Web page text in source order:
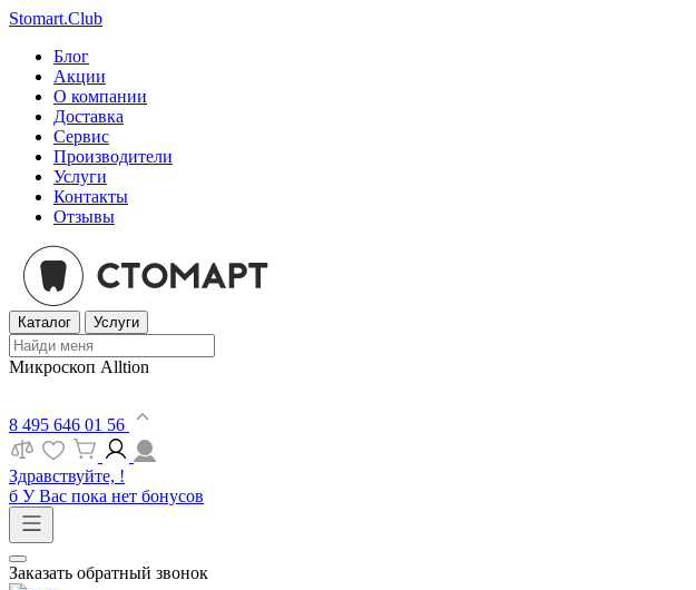
Stomart.Club
Блог
Акции
О компании
Доставка
Сервис
Производители
Услуги
Контакты
Отзывы
Каталог Услуги
Микроскоп Alltion
8 495 646 01 56
Здравствуйте, !
б У Вас пока нет бонусов
Заказать обратный звонок